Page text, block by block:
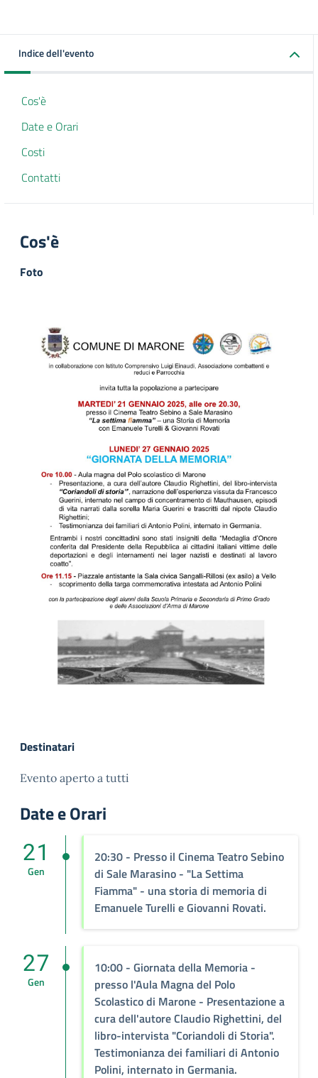
Indice dell'evento
Cos'è
Date e Orari
Costi
Contatti
Cos'è
Foto
Destinatari
Evento aperto a tutti
Date e Orari
20:30 - Presso il Cinema Teatro Sebino
di Sale Marasino - "La Settima
Fiamma" - una storia di memoria di
Emanuele Turelli e Giovanni Rovati.
21
Gen
10:00 - Giornata della Memoria -
presso l'Aula Magna del Polo
Scolastico di Marone - Presentazione a
cura dell'autore Claudio Righettini, del
libro-intervista "Coriandoli di Storia".
Testimonianza dei familiari di Antonio
Polini, internato in Germania.
27
Gen